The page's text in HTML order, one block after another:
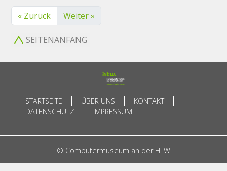
« Zurück Weiter »
SEITENANFANG
STARTSEITE ÜBER UNS
KONTAKT
DATENSCHUTZ
IMPRESSUM
© Computermuseum an der HTW